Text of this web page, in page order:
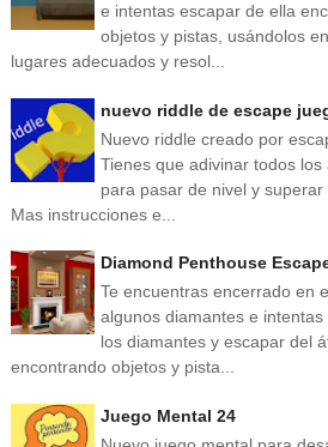
e intentas escapar de ella
objetos y pistas, usándolos
lugares adecuados y resol...
nuevo riddle de escape
Nuevo riddle creado por
Tienes que adivinar todos los
para pasar de nivel y superar
Mas instrucciones e...
Diamond Penthouse
Te encuentras encerrado en
algunos diamantes e
los diamantes y escapar del
encontrando objetos y pista...
Juego Mental 24